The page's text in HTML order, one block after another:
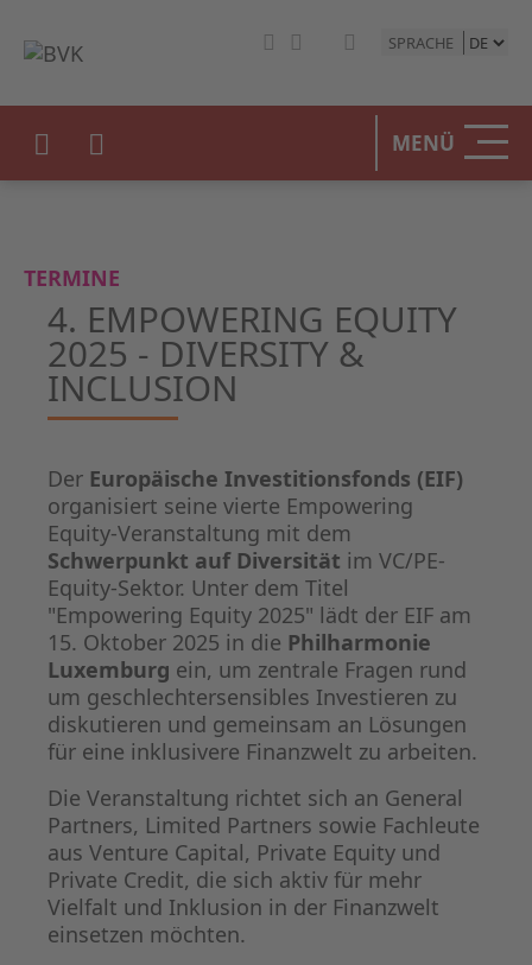
SPRACHE
MENÜ
TERMINE
4. EMPOWERING EQUITY
2025 - DIVERSITY &
INCLUSION
Der Europäische Investitionsfonds (EIF)
organisiert seine vierte Empowering
Equity-Veranstaltung mit dem
Schwerpunkt auf Diversität im VC/PE-
Equity-Sektor. Unter dem Titel
"Empowering Equity 2025" lädt der EIF am
15. Oktober 2025 in die Philharmonie
Luxemburg ein, um zentrale Fragen rund
um geschlechtersensibles Investieren zu
diskutieren und gemeinsam an Lösungen
für eine inklusivere Finanzwelt zu arbeiten.
Die Veranstaltung richtet sich an General
Partners, Limited Partners sowie Fachleute
aus Venture Capital, Private Equity und
Private Credit, die sich aktiv für mehr
Vielfalt und Inklusion in der Finanzwelt
einsetzen möchten.